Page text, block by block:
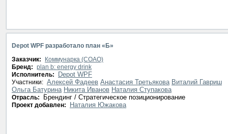
Depot WPF разработало план «Б»
Заказчик:
Коммунарка (CОАО)
Бренд: plan b: energy drink
Исполнитель:
Depot WPF
Участники: Алексей Фадеев Анастасия Третьякова Виталий Гавриш
Ольга Батурина Никита Иванов Наталия Ступакова
Отрасль: Брендинг / Стратегическое позиционирование
Проект добавлен: Наталия Южакова